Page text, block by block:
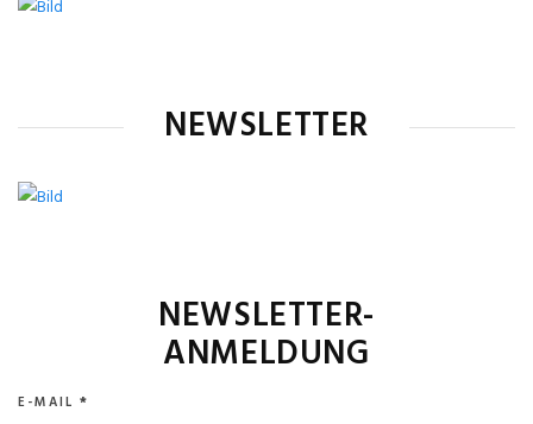
NEWSLETTER
NEWSLETTER-
ANMELDUNG
E-MAIL *